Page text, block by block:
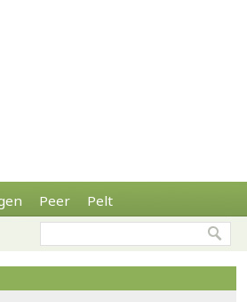
Peer Pelt